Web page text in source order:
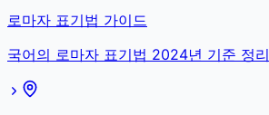
로마자 표기법 가이드
국어의 로마자 표기법 2024년 기준 정리